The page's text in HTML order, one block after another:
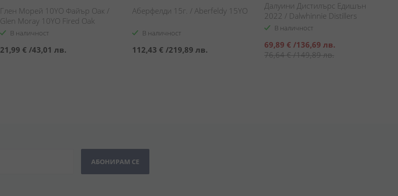
Глен Морей 10YO Файър Оак /
Glen Moray 10YO Fired Oak
В наличност
21,99 € /43,01 лв.
Аберфелди 15г. / Aberfeldy 15YO
В наличност
112,43 € /219,89 лв.
Далуини Дистилърс Едишън
2022 / Dalwhinnie Distillers
Edition 2022
В наличност
Специална
цена
69,89 € /136,69 лв.
76,64 €/149,89 лв.
АБОНИРАМ СЕ